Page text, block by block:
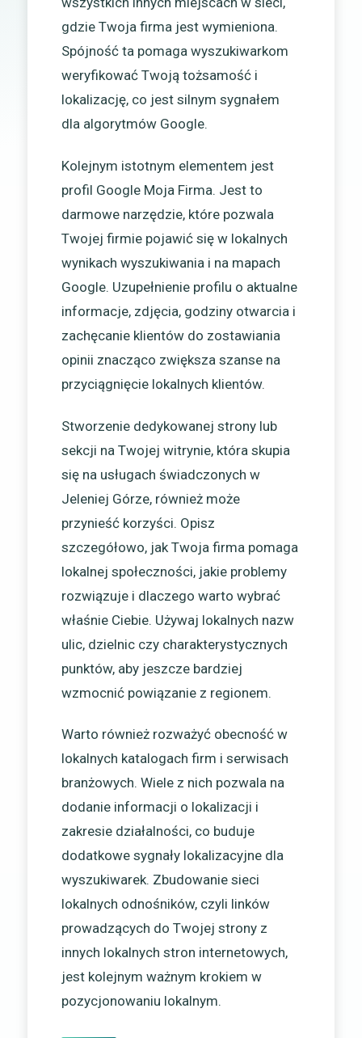
gdzie Twoja firma jest wymieniona.
Spójność ta pomaga wyszukiwarkom
weryfikować Twoją tożsamość i
lokalizację, co jest silnym sygnałem
dla algorytmów Google.
Kolejnym istotnym elementem jest
profil Google Moja Firma. Jest to
darmowe narzędzie, które pozwala
Twojej firmie pojawić się w lokalnych
wynikach wyszukiwania i na mapach
Google. Uzupełnienie profilu o aktualne
informacje, zdjęcia, godziny otwarcia i
zachęcanie klientów do zostawiania
opinii znacząco zwiększa szanse na
przyciągnięcie lokalnych klientów.
Stworzenie dedykowanej strony lub
sekcji na Twojej witrynie, która skupia
się na usługach świadczonych w
Jeleniej Górze, również może
przynieść korzyści. Opisz
szczegółowo, jak Twoja firma pomaga
lokalnej społeczności, jakie problemy
rozwiązuje i dlaczego warto wybrać
właśnie Ciebie. Używaj lokalnych nazw
ulic, dzielnic czy charakterystycznych
punktów, aby jeszcze bardziej
wzmocnić powiązanie z regionem.
Warto również rozważyć obecność w
lokalnych katalogach firm i serwisach
branżowych. Wiele z nich pozwala na
dodanie informacji o lokalizacji i
zakresie działalności, co buduje
dodatkowe sygnały lokalizacyjne dla
wyszukiwarek. Zbudowanie sieci
lokalnych odnośników, czyli linków
prowadzących do Twojej strony z
innych lokalnych stron internetowych,
jest kolejnym ważnym krokiem w
pozycjonowaniu lokalnym.